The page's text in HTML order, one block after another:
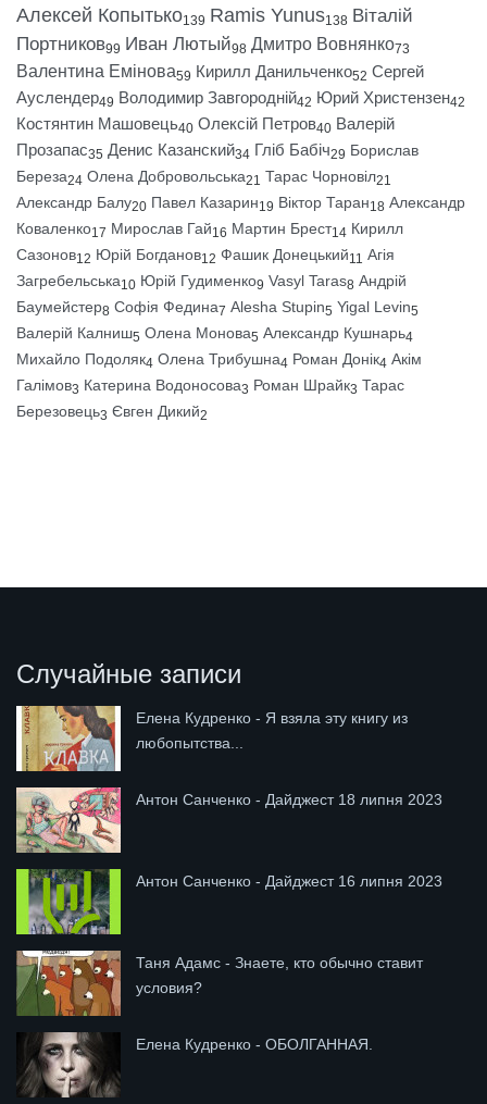
Алексей Копытько139 Ramis Yunus138 Віталій
Портников99 Иван Лютый98 Дмитро Вовнянко73
Валентина Емінова59 Кирилл Данильченко52 Сергей
Ауслендер49 Володимир Завгородній42 Юрий Христензен42
Костянтин Машовець40 Олексій Петров40 Валерій
Прозапас35 Денис Казанский34 Гліб Бабіч29 Борислав
Береза24 Олена Добровольська21 Тарас Чорновіл21
Александр Балу20 Павел Казарин19 Віктор Таран18 Александр
Коваленко17 Мирослав Гай16 Мартин Брест14 Кирилл
Сазонов12 Юрій Богданов12 Фашик Донецький11 Агія
Загребельська10 Юрій Гудименко9 Vasyl Taras8 Андрій
Баумейстер8 Софія Федина7 Alesha Stupin5 Yigal Levin5
Валерій Калниш5 Олена Монова5 Александр Кушнарь4
Михайло Подоляк4 Олена Трибушна4 Роман Донік4 Акім
Галімов3 Катерина Водоносова3 Роман Шрайк3 Тарас
Березовець3 Євген Дикий2
Случайные записи
Елена Кудренко - Я взяла эту книгу из
любопытства...
Антон Санченко - Дайджест 18 липня 2023
Антон Санченко - Дайджест 16 липня 2023
Таня Адамс - Знаете, кто обычно ставит
условия?
Елена Кудренко - ОБОЛГАННАЯ.